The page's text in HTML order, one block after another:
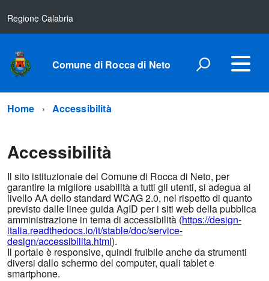
Regione Calabria
Comune di Rocca di Neto
Home Accessibilità
Accessibilità
Il sito istituzionale del Comune di Rocca di Neto, per
garantire la migliore usabilità a tutti gli utenti, si adegua al
livello AA dello standard WCAG 2.0, nel rispetto di quanto
previsto dalle linee guida AgID per i siti web della pubblica
amministrazione in tema di accessibilità (https://design-
italia.readthedocs.io/it/stable/doc/service-
design/accessibilita.html).
Il portale è responsive, quindi fruibile anche da strumenti
diversi dallo schermo del computer, quali tablet e
smartphone.